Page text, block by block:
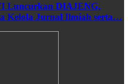
Luncurkan DIAJENG,
Kelola Jurnal Ilmiah serta…